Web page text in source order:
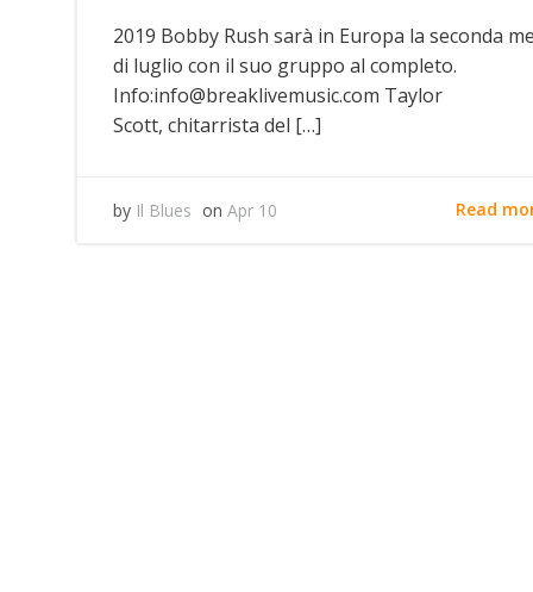
2019 Bobby Rush sarà in Europa la seconda
di luglio con il suo gruppo al completo.
Info:info@breaklivemusic.com Taylor
Scott, chitarrista del […]
by Il Blues on Apr 10 Read